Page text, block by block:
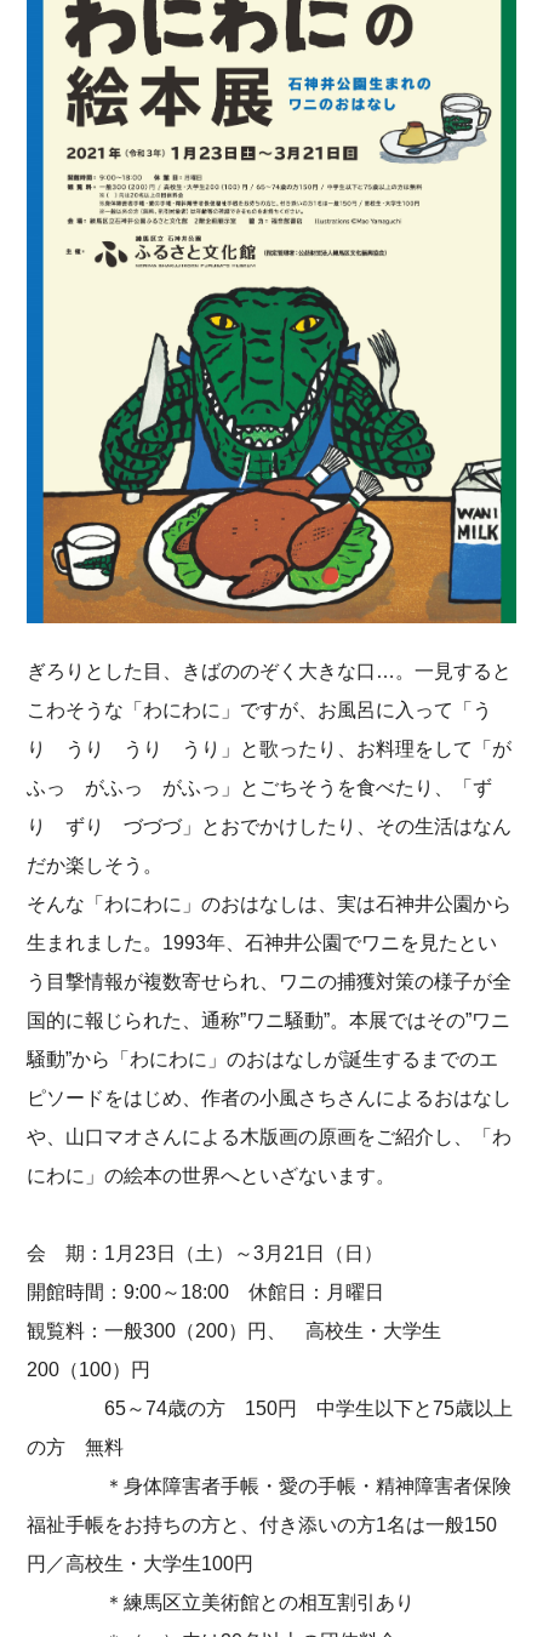
ぎろりとした目、きばののぞく大きな口…。一見すると
こわそうな「わにわに」ですが、お風呂に入って「う
り うり うり うり」と歌ったり、お料理をして「が
ふっ がふっ がふっ」とごちそうを食べたり、「ず
り ずり づづづ」とおでかけしたり、その生活はなん
だか楽しそう。
そんな「わにわに」のおはなしは、実は石神井公園から
生まれました。1993年、石神井公園でワニを見たとい
う目撃情報が複数寄せられ、ワニの捕獲対策の様子が全
国的に報じられた、通称”ワニ騒動”。本展ではその”ワニ
騒動”から「わにわに」のおはなしが誕生するまでのエ
ピソードをはじめ、作者の小風さちさんによるおはなし
や、山口マオさんによる木版画の原画をご紹介し、「わ
にわに」の絵本の世界へといざないます。
会 期：1月23日（土）～3月21日（日）
開館時間：9:00～18:00 休館日：月曜日
観覧料：一般300（200）円、 高校生・大学生
200（100）円
65～74歳の方 150円 中学生以下と75歳以上
の方 無料
＊身体障害者手帳・愛の手帳・精神障害者保険
福祉手帳をお持ちの方と、付き添いの方1名は一般150
円／高校生・大学生100円
＊練馬区立美術館との相互割引あり